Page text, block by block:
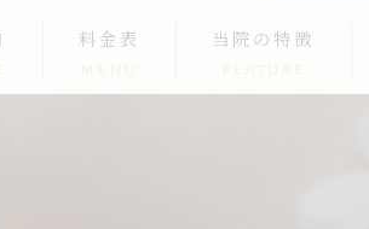
料金表 当院の特徴